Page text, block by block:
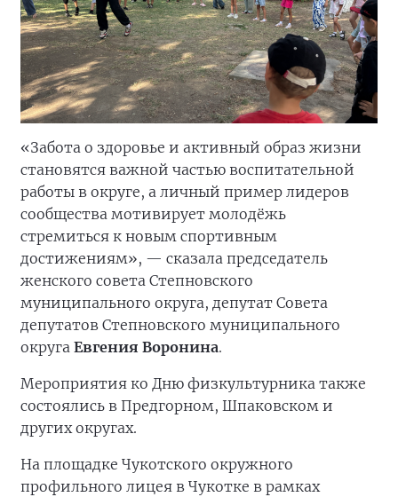
«Забота о здоровье и активный образ жизни
становятся важной частью воспитательной
работы в округе, а личный пример лидеров
сообщества мотивирует молодёжь
стремиться к новым спортивным
достижениям», — сказала председатель
женского совета Степновского
муниципального округа, депутат Совета
депутатов Степновского муниципального
округа Евгения Воронина.
Мероприятия ко Дню физкультурника также
состоялись в Предгорном, Шпаковском и
других округах.
На площадке Чукотского окружного
профильного лицея в Чукотке в рамках